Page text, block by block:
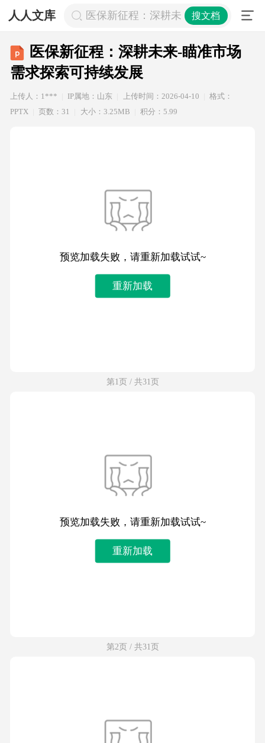
人人文库 医保新征程：深耕未来-瞄准市场需求
搜文档
医保新征程：深耕未来-瞄准市场
需求探索可持续发展
上传人：1*** IP属地：山东 上传时间：2026-04-10
格式：
PPTX
页数：31 大小：3.25MB 积分：5.99
预览加载失败，请重新加载试试~
重新加载
第1页 / 共31页
预览加载失败，请重新加载试试~
重新加载
第2页 / 共31页